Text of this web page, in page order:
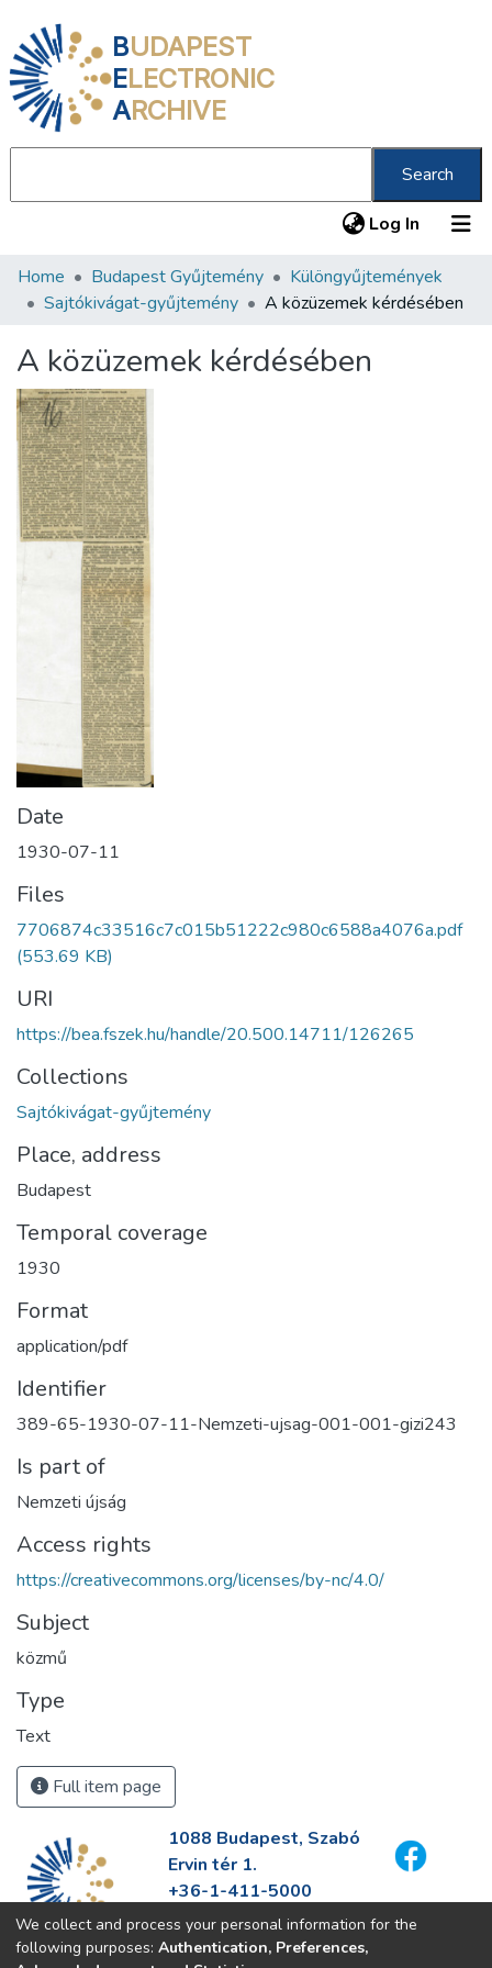
BUDAPEST
ELECTRONIC
ARCHIVE
Search
Log In (current)
Communities & Collections
Statistics
About us
Home Budapest Gyűjtemény
Különgyűjtemények
Sajtókivágat-gyűjtemény
A közüzemek kérdésében
A közüzemek kérdésében
Date
1930-07-11
Files
7706874c33516c7c015b51222c980c6588a4076a.pdf
(553.69 KB)
URI
https://bea.fszek.hu/handle/20.500.14711/126265
Collections
Sajtókivágat-gyűjtemény
Place, address
Budapest
Temporal coverage
1930
Format
application/pdf
Identifier
389-65-1930-07-11-Nemzeti-ujsag-001-001-gizi243
Is part of
Nemzeti újság
Access rights
https://creativecommons.org/licenses/by-nc/4.0/
Subject
közmű
Type
Text
Full item page
1088 Budapest, Szabó
Ervin tér 1.
+36-1-411-5000
info@fszek.hu
https://fszek.hu
We collect and process your personal information for the
following purposes: Authentication, Preferences,